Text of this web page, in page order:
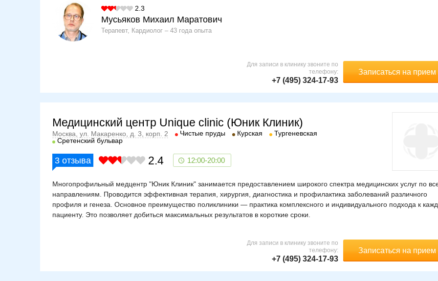
2.3
Мусьяков Михаил Маратович
Терапевт, Кардиолог 43 года опыта
Записаться на прием
Для записи в клинику звоните по
телефону:
+7 (495) 324-17-93
Медицинский центр Unique clinic (Юник Клиник)
Москва, ул. Макаренко, д. 3, корп. 2 Чистые пруды Курская
Тургеневская
Сретенский бульвар
3 отзыва 2.4 12:00-20:00
Многопрофильный медцентр "Юник Клиник" занимается предоставлением широкого спектра медицинских услуг по
направлениям. Проводится эффективная терапия, хирургия, диагностика и профилактика заболеваний различного
профиля и генеза. Основное преимущество поликлиники — практика комплексного и индивидуального подхода к
пациенту. Это позволяет добиться максимальных результатов в короткие сроки.
Записаться на прием
Для записи в клинику звоните по
телефону:
+7 (495) 324-17-93